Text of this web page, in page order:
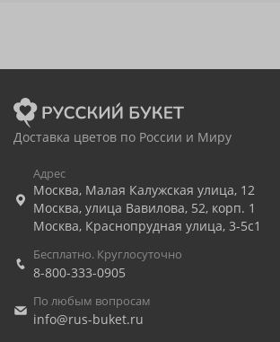
Доставка цветов по России и Миру
Адрес
Москва, Малая Калужская улица, 12
Москва, улица Вавилова, 52, корп. 1
Москва, Краснопрудная улица, 3-5с1
Бесплатно. Круглосуточно
8-800-333-0905
По любым вопросам
info@rus-buket.ru